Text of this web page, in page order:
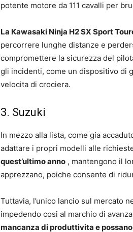
potente motore da 111 cavalli per
La Kawasaki Ninja H2 SX Sport
percorrere lunghe distanze e
compromettere la sicurezza del
gli incidenti, come un dispositivo di
velocita di crociera.
3. Suzuki
In mezzo alla lista, come gia
adattare i propri modelli alle
quest’ultimo anno , mantengono il
apprezzano, poiche consente di
Tuttavia, l’unico lancio sul mercato
impedendo cosi al marchio di
mancanza di produttivita e